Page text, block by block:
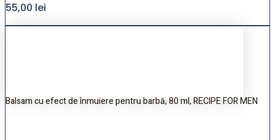
55,00 lei
Balsam cu efect de înmuiere pentru barbă, 80 ml, RECIPE FOR MEN